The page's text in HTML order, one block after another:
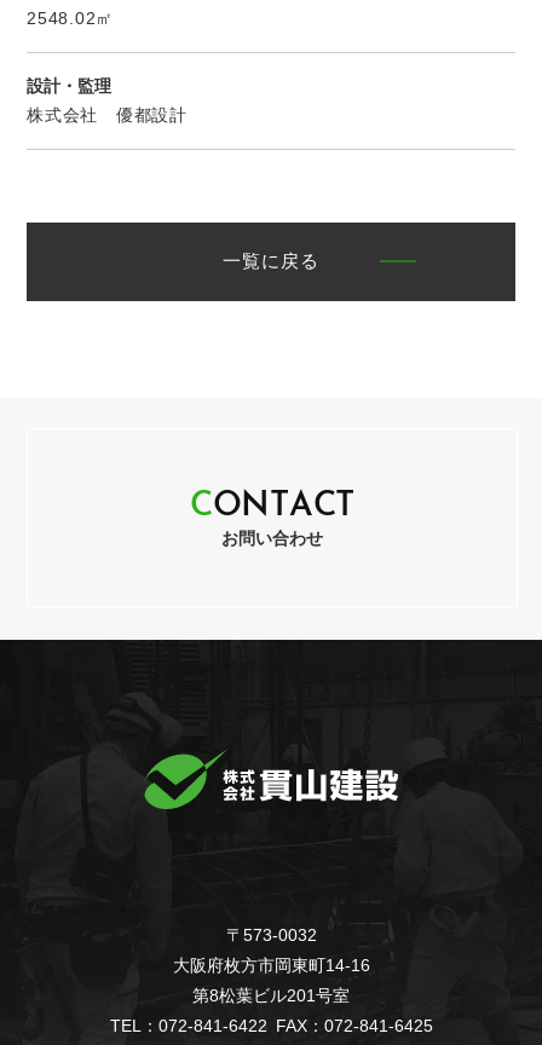
2548.02㎡
設計・監理
株式会社 優都設計
一覧に戻る
CON T AC T
お問い合わせ
〒573-0032
大阪府枚方市岡東町14-16
第8松葉ビル201号室
TEL：072-841-6422 FAX：072-841-6425